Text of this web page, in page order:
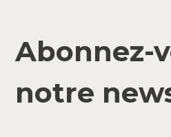
Abonnez-
notre